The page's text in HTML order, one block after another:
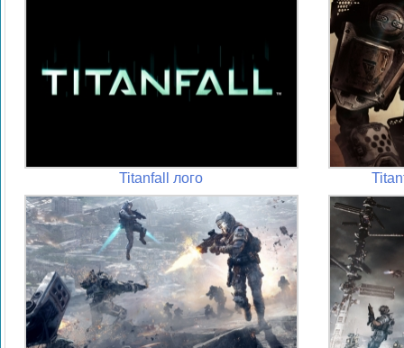
Titanfall лого